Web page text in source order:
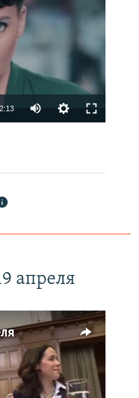
available
2:13
апреля
available